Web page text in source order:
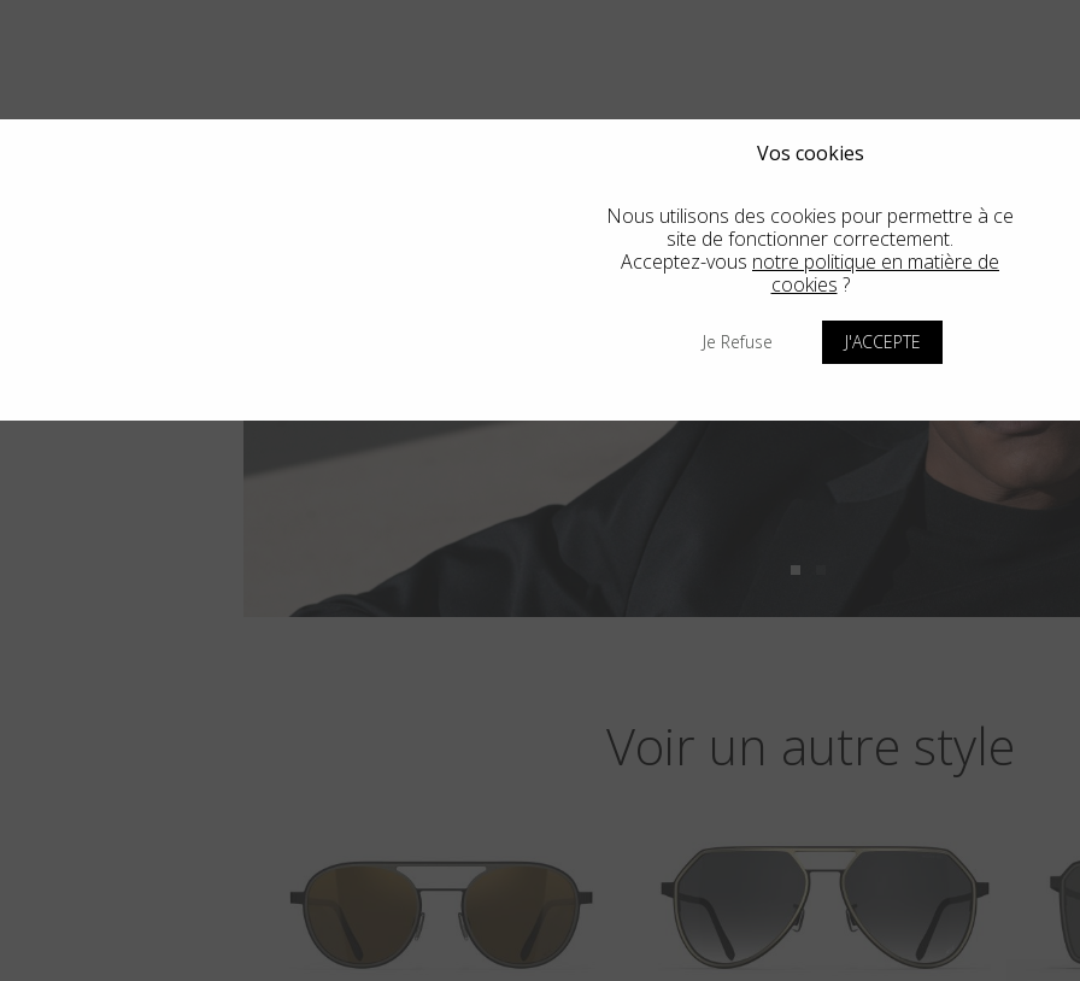
Voir un autre style
Vos cookies
Nous utilisons des cookies pour permettre à ce
site de fonctionner correctement.
Acceptez-vous notre politique en matière de
cookies ?
Je Refuse J'ACCEPTE